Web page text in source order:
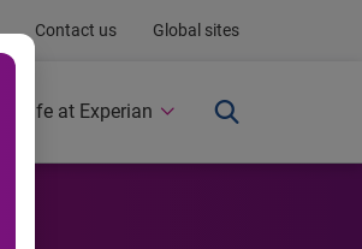
Contact us Global sites
Life at Experian